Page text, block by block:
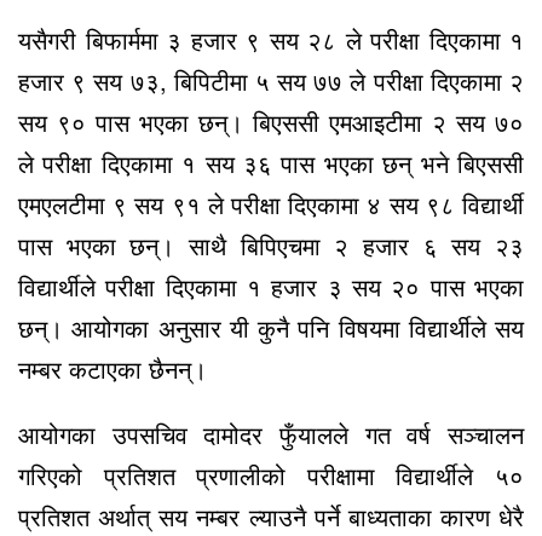
यसैगरी बिफार्ममा ३ हजार ९ सय २८ ले परीक्षा दिएकामा १
हजार ९ सय ७३, बिपिटीमा ५ सय ७७ ले परीक्षा दिएकामा २
सय ९० पास भएका छन्। बिएससी एमआइटीमा २ सय ७०
ले परीक्षा दिएकामा १ सय ३६ पास भएका छन् भने बिएससी
एमएलटीमा ९ सय ९१ ले परीक्षा दिएकामा ४ सय ९८ विद्यार्थी
पास भएका छन्। साथै बिपिएचमा २ हजार ६ सय २३
विद्यार्थीले परीक्षा दिएकामा १ हजार ३ सय २० पास भएका
छन्। आयोगका अनुसार यी कुनै पनि विषयमा विद्यार्थीले सय
नम्बर कटाएका छैनन्।
आयोगका उपसचिव दामोदर फुँयालले गत वर्ष सञ्चालन
गरिएको प्रतिशत प्रणालीको परीक्षामा विद्यार्थीले ५०
प्रतिशत अर्थात् सय नम्बर ल्याउनै पर्ने बाध्यताका कारण धेरै